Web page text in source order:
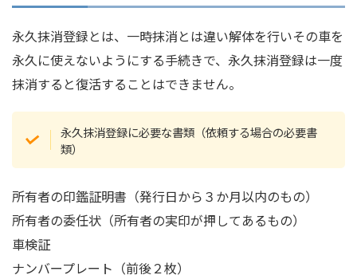
永久抹消登録とは、一時抹消とは違い解体を行いその車を
永久に使えないようにする手続きで、永久抹消登録は一度
抹消すると復活することはできません。
永久抹消登録に必要な書類（依頼する場合の必要書
類）
所有者の印鑑証明書（発行日から３か月以内のもの）
所有者の委任状（所有者の実印が押してあるもの）
車検証
ナンバープレート（前後２枚）